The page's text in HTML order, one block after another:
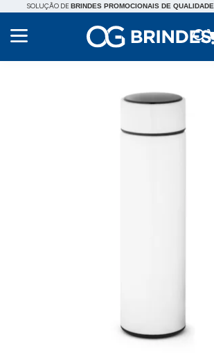
SOLUÇÃO DEBRINDES PROMOCIONAIS DE QUALIDADE